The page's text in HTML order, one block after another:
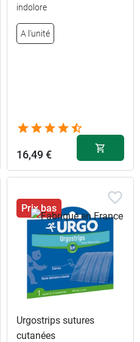
indolore
A l'unité
16,49 €
Prix bas
Urgostrips sutures
cutanées